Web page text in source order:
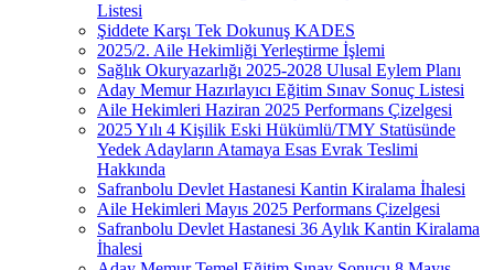
Listesi
Şiddete Karşı Tek Dokunuş KADES
2025/2. Aile Hekimliği Yerleştirme İşlemi
Sağlık Okuryazarlığı 2025-2028 Ulusal Eylem Planı
Aday Memur Hazırlayıcı Eğitim Sınav Sonuç Listesi
Aile Hekimleri Haziran 2025 Performans Çizelgesi
2025 Yılı 4 Kişilik Eski Hükümlü/TMY Statüsünde
Yedek Adayların Atamaya Esas Evrak Teslimi
Hakkında
Safranbolu Devlet Hastanesi Kantin Kiralama İhalesi
Aile Hekimleri Mayıs 2025 Performans Çizelgesi
Safranbolu Devlet Hastanesi 36 Aylık Kantin Kiralama
İhalesi